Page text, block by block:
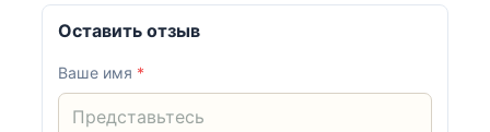
Оставить отзыв
Ваше имя *